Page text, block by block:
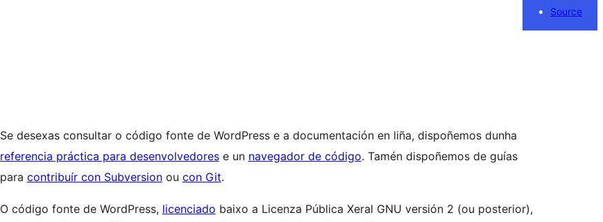
Source
Se desexas consultar o código fonte de WordPress e a documentación en liña, dispoñemos dunha
referencia práctica para desenvolvedorese un navegador de código. Tamén dispoñemos de guías
para contribuír con Subversionou con Git.
O código fonte de WordPress, licenciado baixo a Licenza Pública Xeral GNU versión 2 (ou posterior),